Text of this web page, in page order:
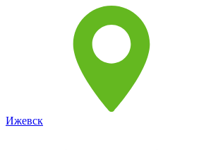
Ижевск